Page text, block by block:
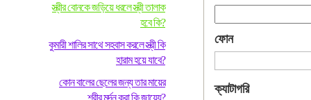
স্ত্রীর বোনকে জড়িয়ে ধরলে স্ত্রী তালাক
হবে কি?
কুমারী শালির সাথে সহবাস করলে স্ত্রী কি
হারাম হয়ে যাবে?
কোন বালের ছেলের জন্য তার মায়ের
শরীর মর্দন করা কি জায়েয?
ফোন
ক্যাটাগরি